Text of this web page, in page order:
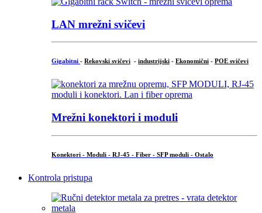
LAN mrežni svičevi
Gigabitni - Rekovski svičevi - industrijski - Ekonomični - POE svičevi
Mrežni konektori i moduli
Konektori - Moduli - RJ-45 - Fiber - SFP moduli - Ostalo
Kontrola pristupa